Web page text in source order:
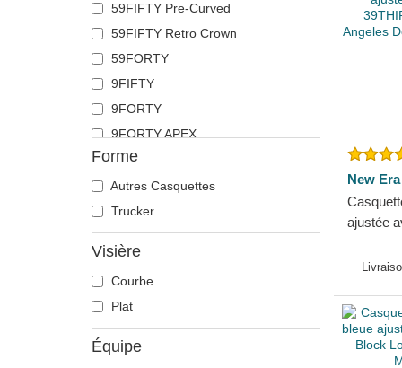
59FIFTY Pre-Curved
59FIFTY Retro Crown
59FORTY
9FIFTY
9FORTY
9FORTY APEX
9FORTY M-Crown
9SEVENTY
9TWENTY
A Frame
E Frame
Runner
Forme
Autres Casquettes
Trucker
Visière
Courbe
Plat
Équipe
New Era
ajustée
Angeles